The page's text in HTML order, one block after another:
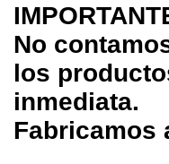
No
los
inmediata.
Fabricamos